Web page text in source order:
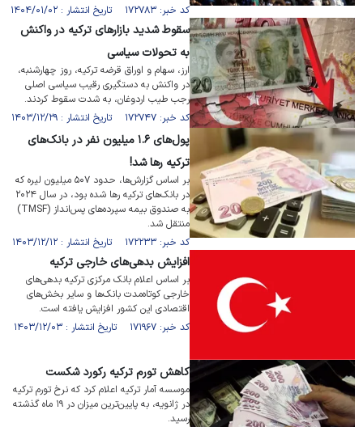
کد خبر: ۱۷۲۷۸۳ تاریخ انتشار : ۱۴۰۴/۰۱/۰۲
سقوط شدید بازار‌های ترکیه در واکنش
به تحولات سیاسی
ارز، سهام و اوراق قرضه ترکیه، روز چهارشنبه،
در واکنش به دستگیری رقیب سیاسی اصلی
رجب طیب اردوغان، به شدت سقوط کردند.
کد خبر: ۱۷۲۷۴۷ تاریخ انتشار : ۱۴۰۳/۱۲/۲۹
پول‌های ۱.۶ میلیون نفر در بانک‌های
ترکیه رها شد!
بر اساس گزارش‌ها، حدود ۵۰۷ میلیون لیره که
در بانک‌های ترکیه رها شده بود، در سال ۲۰۲۴
به صندوق بیمه سپرده‌های پس‌انداز (TMSF)
منتقل شد.
کد خبر: ۱۷۲۲۳۳ تاریخ انتشار : ۱۴۰۳/۱۲/۱۲
افزایش بدهی‌های خارجی ترکیه
بر اساس اعلام بانک مرکزی ترکیه بدهی‌های
خارجی کوتاه‌مدت بانک‌ها و سایر بخش‌های
اقتصادی این کشور افزایش یافته است.
کد خبر: ۱۷۱۹۶۷ تاریخ انتشار : ۱۴۰۳/۱۲/۰۳
کاهش تورم ترکیه رکورد شکست
موسسه آمار ترکیه اعلام کرد که نرخ تورم ترکیه
در ژانویه، به پایین‌ترین میزان در ۱۹ ماه گذشته
رسید.